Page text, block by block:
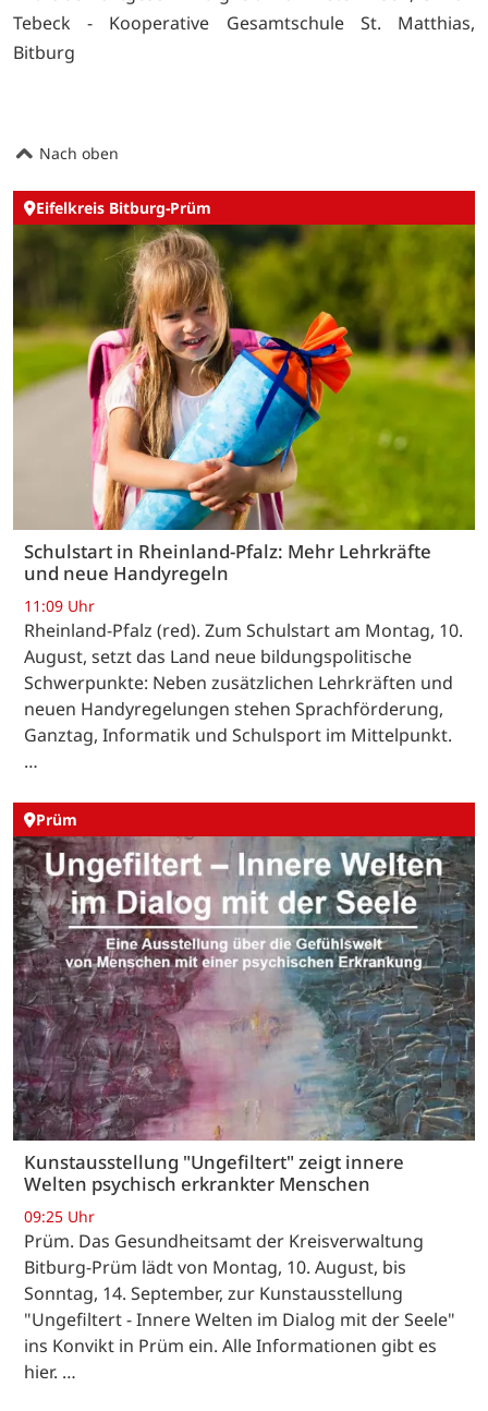
Tebeck - Kooperative Gesamtschule St. Matthias,
Bitburg
Nach oben
Eifelkreis Bitburg-Prüm
Schulstart in Rheinland-Pfalz: Mehr Lehrkräfte
und neue Handyregeln
11:09 Uhr
Rheinland-Pfalz (red). Zum Schulstart am Montag, 10.
August, setzt das Land neue bildungspolitische
Schwerpunkte: Neben zusätzlichen Lehrkräften und
neuen Handyregelungen stehen Sprachförderung,
Ganztag, Informatik und Schulsport im Mittelpunkt.
…
Prüm
Kunstausstellung "Ungefiltert" zeigt innere
Welten psychisch erkrankter Menschen
09:25 Uhr
Prüm. Das Gesundheitsamt der Kreisverwaltung
Bitburg-Prüm lädt von Montag, 10. August, bis
Sonntag, 14. September, zur Kunstausstellung
"Ungefiltert - Innere Welten im Dialog mit der Seele"
ins Konvikt in Prüm ein. Alle Informationen gibt es
hier. …